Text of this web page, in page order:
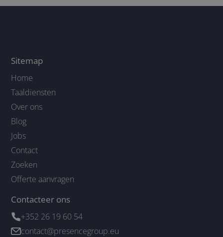
Sitemap
Home
Taaldiensten
Over ons
Blog
Jobs
Contact
Zoeken
Offerte aanvragen
Contacteer ons
+352 26 19 60 54
contact@presencegroup.eu